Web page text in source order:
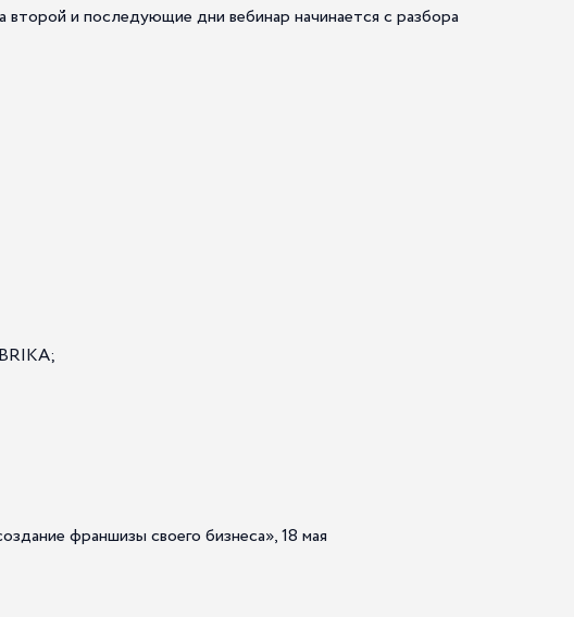
и последующие дни вебинар начинается с разбора
франшизы своего бизнеса», 18 мая